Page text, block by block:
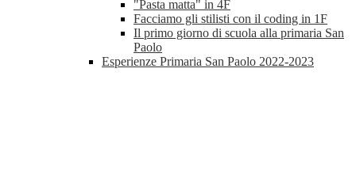
"Pasta matta" in 4F
Facciamo gli stilisti con il coding in 1F
Il primo giorno di scuola alla primaria San
Paolo
Esperienze Primaria San Paolo 2022-2023